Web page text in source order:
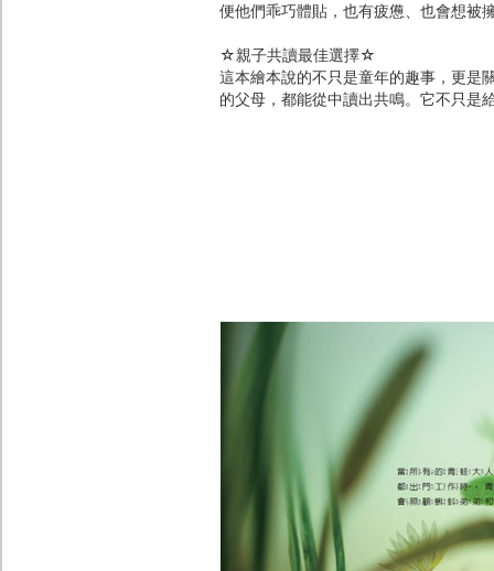
便他們乖巧體貼，也有疲憊、也會想被
☆親子共讀最佳選擇☆
這本繪本說的不只是童年的趣事，更是
的父母，都能從中讀出共鳴。它不只是